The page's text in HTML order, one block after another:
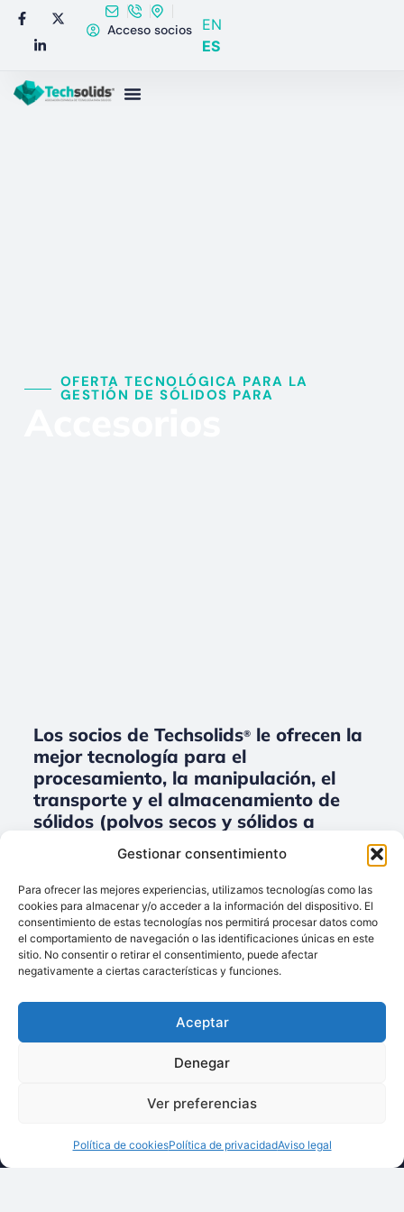
Gestionar consentimiento
Para ofrecer las mejores experiencias, utilizamos tecnologías como las
cookies para almacenar y/o acceder a la información del dispositivo. El
consentimiento de estas tecnologías nos permitirá procesar datos como
el comportamiento de navegación o las identificaciones únicas en este
sitio. No consentir o retirar el consentimiento, puede afectar
negativamente a ciertas características y funciones.
Aceptar
Denegar
Ver preferencias
Política de cookiesPolítica de privacidadAviso legal
Acceso socios
EN
ES
OFERTA TECNOLÓGICA PARA LA
GESTIÓN DE SÓLIDOS PARA​
Los socios de Techsolids®le ofrecen la
mejor tecnología para el
procesamiento, la manipulación, el
transporte y el almacenamiento de
sólidos (polvos secos y sólidos a
granel) para Accesorios.
Techsolids®está
empresas que
servicios para el
procesamiento de
Llámenos:
+34 93 238 68 68
Dónde estamos:
C/ Francisco Giner,
08012 Barcelona
Escríbanos:
info@techsolids.com
Síganos en redes